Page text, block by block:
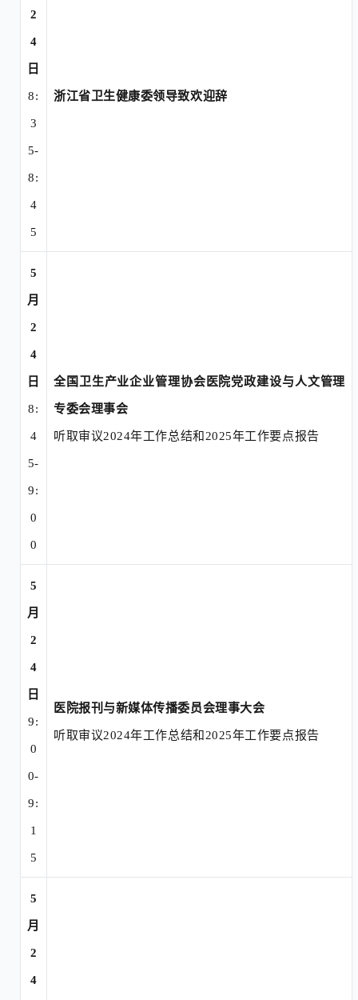
2
4
日
8:
3
5-
8:
4
5
浙江省卫生健康委领导致欢迎辞
5
月
2
4
日
8:
4
5-
9:
0
0
全国卫生产业企业管理协会医院党政建设与人文管理
专委会理事会
听取审议2024年工作总结和2025年工作要点报告
5
月
2
4
日
9:
0
0-
9:
1
5
医院报刊与新媒体传播委员会理事大会
听取审议2024年工作总结和2025年工作要点报告
5
月
2
4